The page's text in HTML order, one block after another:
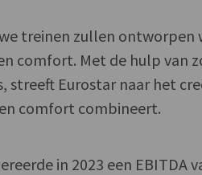
treinen zullen ontworpen
comfort. Met de hulp van
streeft Eurostar naar het
comfort combineert.
in 2023 een EBITDA